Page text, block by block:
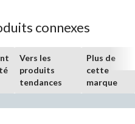
connexes
Vers les
produits
tendances
Plus de
cette
marque